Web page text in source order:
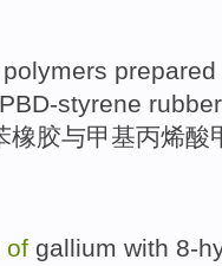
polymers prepared
PBD-styrene rubber
橡胶与甲基丙烯酸
of gallium with 8-